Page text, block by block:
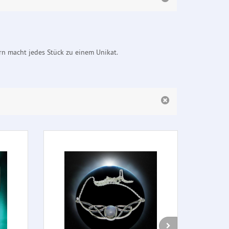
macht jedes Stück zu einem Unikat.